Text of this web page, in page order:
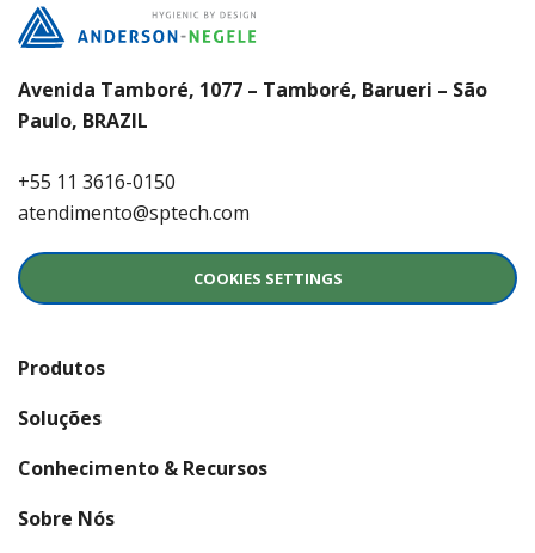
Avenida Tamboré, 1077 – Tamboré, Barueri – São
Paulo, BRAZIL
+55 11 3616-0150
atendimento@sptech.com
COOKIES SETTINGS
Produtos
Soluções
Conhecimento & Recursos
Sobre Nós